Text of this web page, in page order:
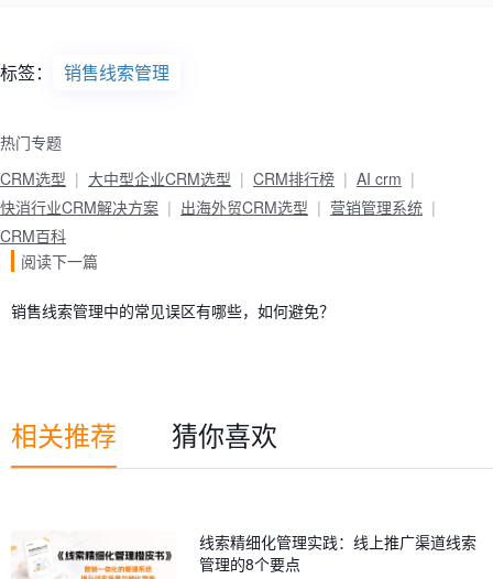
标签： 销售线索管理
热门专题
CRM选型
大中型企业CRM选型 CRM排行榜
AI crm
快消行业CRM解决方案
出海外贸CRM选型
营销管理系统
CRM百科
阅读下一篇
销售线索管理中的常见误区有哪些，如何避免？
相关推荐 猜你喜欢
线索精细化管理实践：线上推广渠道线索
管理的8个要点